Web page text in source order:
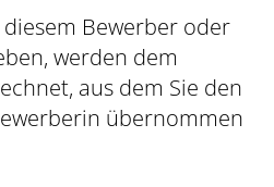
Bewerber oder
werden dem
aus dem Sie den
übernommen